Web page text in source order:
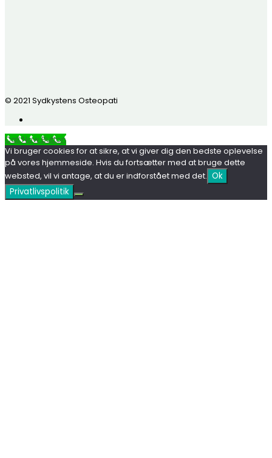
© 2021 Sydkystens Osteopati
Call Now Button
Vi bruger cookies for at sikre, at vi giver dig den bedste oplevelse
på vores hjemmeside. Hvis du fortsætter med at bruge dette
websted, vil vi antage, at du er indforstået med det. Ok
Privatlivspolitik